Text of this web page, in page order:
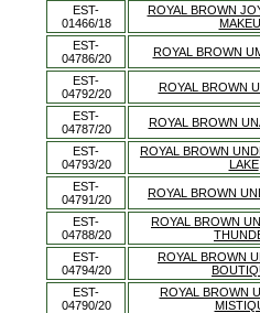
EST-
01466/18
ROYAL BROWN
EST-
04786/20
ROYAL BROWN
EST-
04792/20
ROYAL BROWN
EST-
04787/20
ROYAL BROWN
EST-
04793/20
ROYAL BROWN
LAKE
EST-
04791/20
ROYAL BROWN
EST-
04788/20
ROYAL BROWN
EST-
04794/20
ROYAL BROWN
EST-
04790/20
ROYAL BROWN